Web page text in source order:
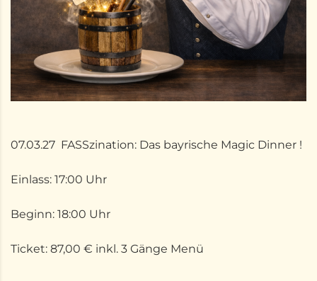
07.03.27 FASSzination: Das bayrische Magic Dinner !
Einlass: 17:00 Uhr
Beginn: 18:00 Uhr
Ticket: 87,00 € inkl. 3 Gänge Menü